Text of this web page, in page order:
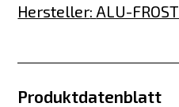
Hersteller: ALU-FROST
Produktdatenblatt